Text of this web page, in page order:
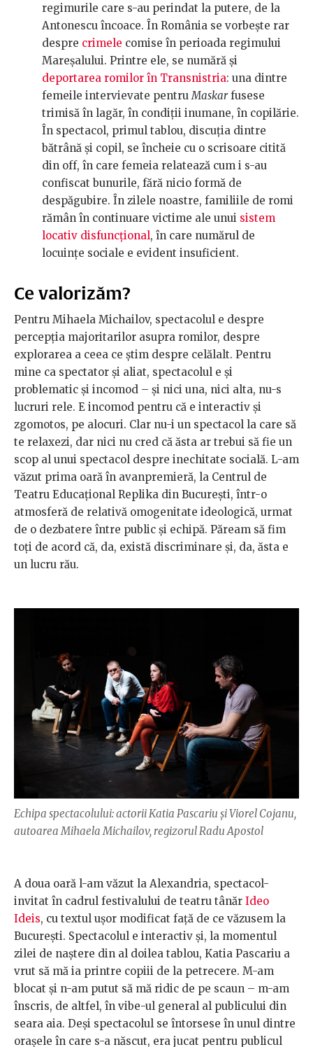
regimurile care s-au perindat la putere, de la
Antonescu încoace. În România se vorbește rar
despre crimele comise în perioada regimului
Mareșalului. Printre ele, se numără și
deportarea romilor în Transnistria: una dintre
femeile intervievate pentru Maskarfusese
trimisă în lagăr, în condiții inumane, în copilărie.
În spectacol, primul tablou, discuția dintre
bătrână și copil, se încheie cu o scrisoare citită
din off, în care femeia relatează cum i s-au
confiscat bunurile, fără nicio formă de
despăgubire. În zilele noastre, familiile de romi
rămân în continuare victime ale unui sistem
locativ disfuncțional, în care numărul de
locuințe sociale e evident insuficient.
Ce valorizăm?
Pentru Mihaela Michailov, spectacolul e despre
percepția majoritarilor asupra romilor, despre
explorarea a ceea ce știm despre celălalt. Pentru
mine ca spectator și aliat, spectacolul e și
problematic și incomod – și nici una, nici alta, nu-s
lucruri rele. E incomod pentru că e interactiv și
zgomotos, pe alocuri. Clar nu-i un spectacol la care să
te relaxezi, dar nici nu cred că ăsta ar trebui să fie un
scop al unui spectacol despre inechitate socială. L-am
văzut prima oară în avanpremieră, la Centrul de
Teatru Educațional Replika din București, într-o
atmosferă de relativă omogenitate ideologică, urmat
de o dezbatere între public și echipă. Păream să fim
toți de acord că, da, există discriminare și, da, ăsta e
un lucru rău.
Echipa spectacolului: actorii Katia Pascariu și Viorel Cojanu,
autoarea Mihaela Michailov, regizorul Radu Apostol
A doua oară l-am văzut la Alexandria, spectacol-
invitat în cadrul festivalului de teatru tânăr Ideo
Ideis, cu textul ușor modificat față de ce văzusem la
București. Spectacolul e interactiv și, la momentul
zilei de naștere din al doilea tablou, Katia Pascariu a
vrut să mă ia printre copiii de la petrecere. M-am
blocat și n-am putut să mă ridic de pe scaun – m-am
înscris, de altfel, în vibe-ul general al publicului din
seara aia. Deși spectacolul se întorsese în unul dintre
orașele în care s-a născut, era jucat pentru publicul